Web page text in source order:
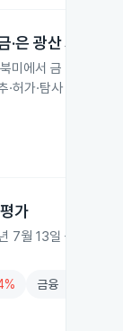
은 광산 개발 현
에서 금 약 200만
가·탐사 계획을 진
가
월 13일 금을 글로
금융